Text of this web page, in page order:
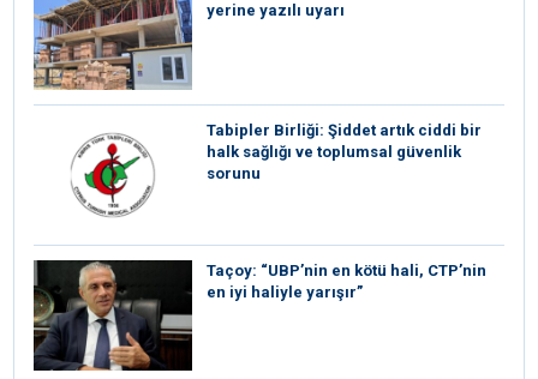
yerine yazılı uyarı
Tabipler Birliği: Şiddet artık ciddi bir
halk sağlığı ve toplumsal güvenlik
sorunu
Taçoy: “UBP’nin en kötü hali, CTP’nin
en iyi haliyle yarışır”